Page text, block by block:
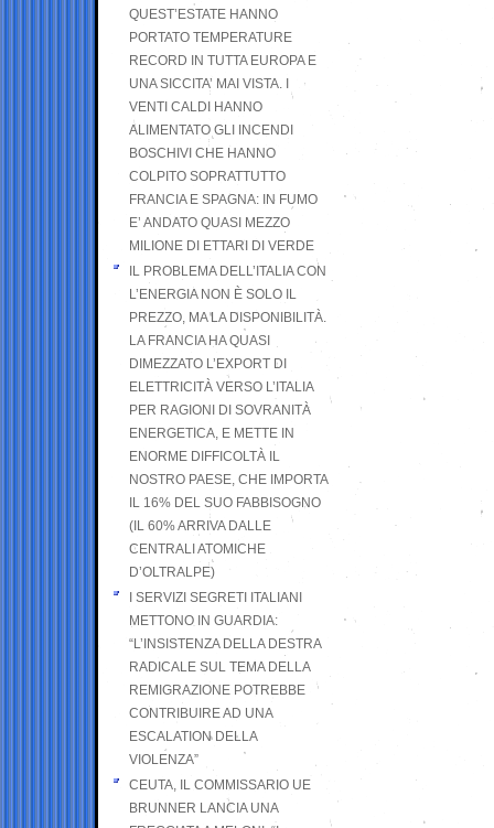
QUEST’ESTATE HANNO
PORTATO TEMPERATURE
RECORD IN TUTTA EUROPA E
UNA SICCITA’ MAI VISTA. I
VENTI CALDI HANNO
ALIMENTATO GLI INCENDI
BOSCHIVI CHE HANNO
COLPITO SOPRATTUTTO
FRANCIA E SPAGNA: IN FUMO
E’ ANDATO QUASI MEZZO
MILIONE DI ETTARI DI VERDE
IL PROBLEMA DELL’ITALIA CON
L’ENERGIA NON È SOLO IL
PREZZO, MA LA DISPONIBILITÀ.
LA FRANCIA HA QUASI
DIMEZZATO L’EXPORT DI
ELETTRICITÀ VERSO L’ITALIA
PER RAGIONI DI SOVRANITÀ
ENERGETICA, E METTE IN
ENORME DIFFICOLTÀ IL
NOSTRO PAESE, CHE IMPORTA
IL 16% DEL SUO FABBISOGNO
(IL 60% ARRIVA DALLE
CENTRALI ATOMICHE
D’OLTRALPE)
I SERVIZI SEGRETI ITALIANI
METTONO IN GUARDIA:
“L’INSISTENZA DELLA DESTRA
RADICALE SUL TEMA DELLA
REMIGRAZIONE POTREBBE
CONTRIBUIRE AD UNA
ESCALATION DELLA
VIOLENZA”
CEUTA, IL COMMISSARIO UE
BRUNNER LANCIA UNA